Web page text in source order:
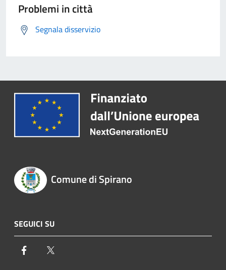
Problemi in città
Segnala disservizio
Comune di Spirano
SEGUICI SU
Facebook